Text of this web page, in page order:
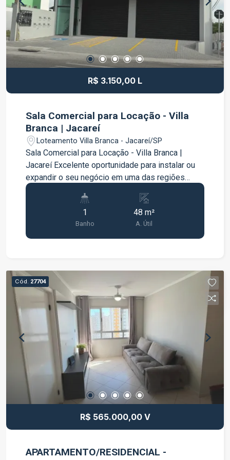
seu negócio. Entre em contato para mais
informações e agende uma visita.
R$ 3.150,00 L
Sala Comercial para Locação - Villa
Branca | Jacareí
Loteamento Villa Branca - Jacareí/SP
Sala Comercial para Locação - Villa Branca |
Jacareí Excelente oportunidade para instalar ou
expandir o seu negócio em uma das regiões
mais valorizadas de Jacareí. O imóvel possui 48
m² de área, oferecendo um ambiente amplo,
versátil e bem distribuído, ideal para escritórios,
consultórios, estúdios ou diversos segmentos
comerciais. A sala conta com banheiro privativo, e
Villa Branca, a sala comercial está em uma região
de grande movimento, com fácil acesso à
Rodovia Presidente Dutra e próxima a comércios,
restaurantes, bancos e diversos serviços. Uma
excelente opção para quem busca um espaço
comercial bem localizado e pronto para receber
seu negócio. Entre em contato para mais
informações e agende uma visita.
1
Banho
48 m²
A. Útil
Cód. 27704
R$ 565.000,00 V
APARTAMENTO/RESIDENCIAL -